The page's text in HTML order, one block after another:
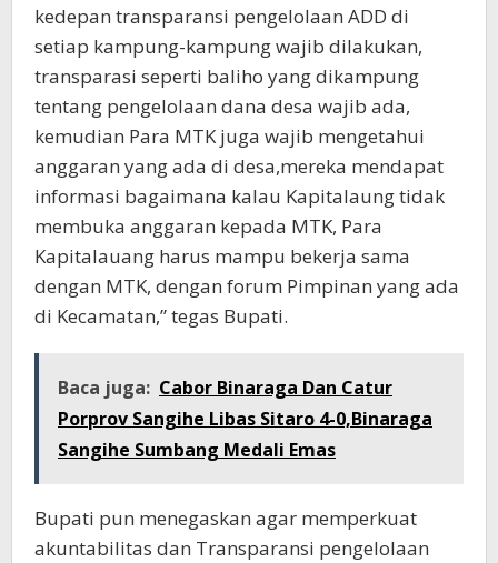
kedepan transparansi pengelolaan ADD di
setiap kampung-kampung wajib dilakukan,
transparasi seperti baliho yang dikampung
tentang pengelolaan dana desa wajib ada,
kemudian Para MTK juga wajib mengetahui
anggaran yang ada di desa,mereka mendapat
informasi bagaimana kalau Kapitalaung tidak
membuka anggaran kepada MTK, Para
Kapitalauang harus mampu bekerja sama
dengan MTK, dengan forum Pimpinan yang ada
di Kecamatan,” tegas Bupati.
Baca juga: Cabor Binaraga Dan Catur
Porprov Sangihe Libas Sitaro 4-0,Binaraga
Sangihe Sumbang Medali Emas
Bupati pun menegaskan agar memperkuat
akuntabilitas dan Transparansi pengelolaan